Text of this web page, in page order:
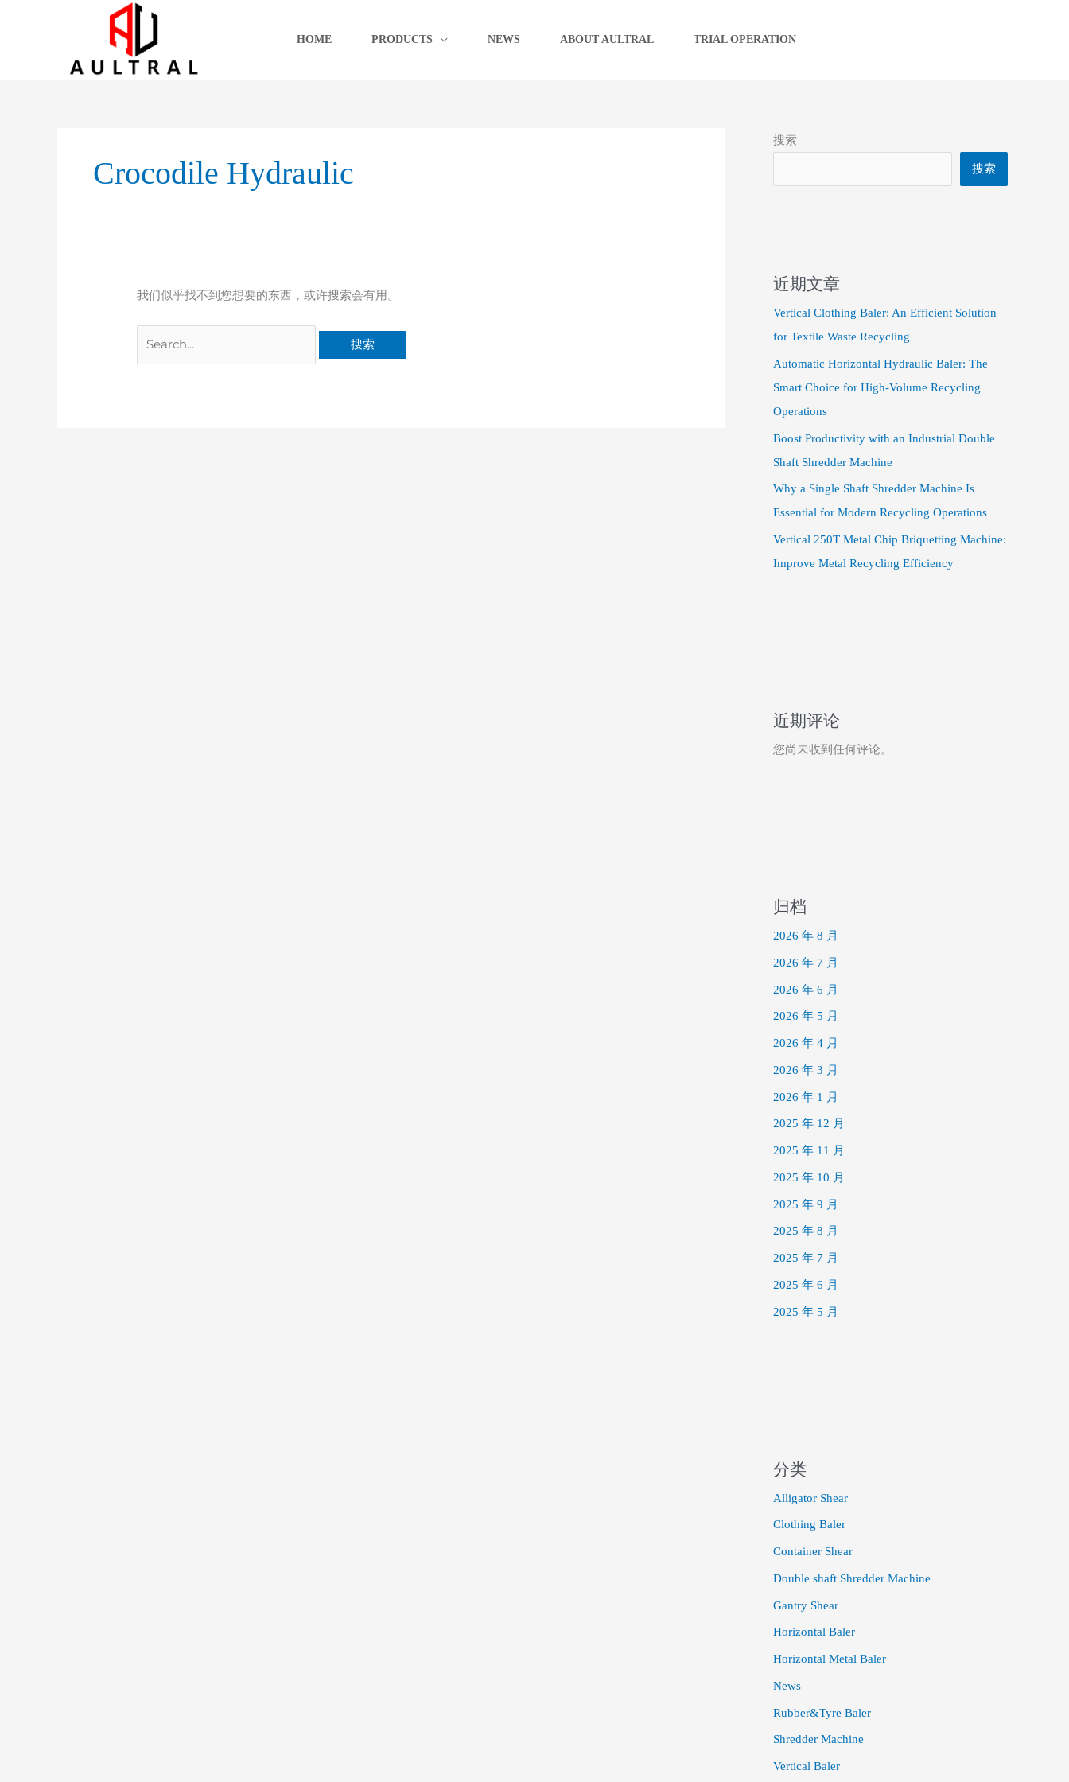
HOME PRODUCTS NEWS ABOUT AULTRAL TRIAL OPERATION
Crocodile Hydraulic
我们似乎找不到您想要的东西，或许搜索会有用。
搜索
搜索
近期文章
Vertical Clothing Baler: An Efficient Solution
for Textile Waste Recycling
Automatic Horizontal Hydraulic Baler: The
Smart Choice for High-Volume Recycling
Operations
Boost Productivity with an Industrial Double
Shaft Shredder Machine
Why a Single Shaft Shredder Machine Is
Essential for Modern Recycling Operations
Vertical 250T Metal Chip Briquetting Machine:
Improve Metal Recycling Efficiency
近期评论
您尚未收到任何评论。
归档
2026 年 8 月
2026 年 7 月
2026 年 6 月
2026 年 5 月
2026 年 4 月
2026 年 3 月
2026 年 1 月
2025 年 12 月
2025 年 11 月
2025 年 10 月
2025 年 9 月
2025 年 8 月
2025 年 7 月
2025 年 6 月
2025 年 5 月
分类
Alligator Shear
Clothing Baler
Container Shear
Double shaft Shredder Machine
Gantry Shear
Horizontal Baler
Horizontal Metal Baler
News
Rubber&Tyre Baler
Shredder Machine
Vertical Baler